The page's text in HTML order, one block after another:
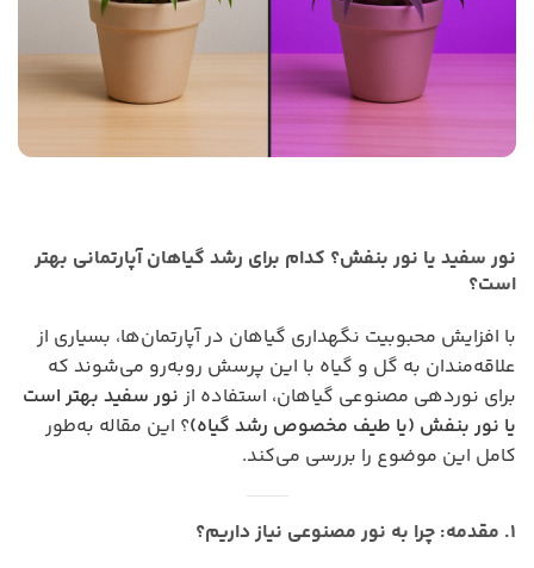
نور سفید یا نور بنفش؟ کدام برای رشد گیاهان آپارتمانی بهتر
است؟
با افزایش محبوبیت نگهداری گیاهان در آپارتمان‌ها، بسیاری از
علاقه‌مندان به گل و گیاه با این پرسش روبه‌رو می‌شوند که
برای نوردهی مصنوعی گیاهان، استفاده از نور سفید بهتر است
یا نور بنفش (یا طیف مخصوص رشد گیاه)؟ این مقاله به‌طور
کامل این موضوع را بررسی می‌کند.
۱. مقدمه: چرا به نور مصنوعی نیاز داریم؟